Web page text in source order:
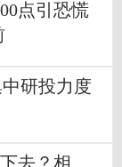
点引恐慌
研投力度
去？相